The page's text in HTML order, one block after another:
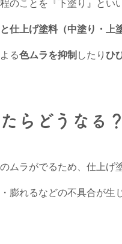
のことを『下塗り』とい
仕上げ塗料（中塗り・上
る色ムラを抑制 したり ひ
らどうなる？
ムラがでるため、仕上げ
膨れるなどの不具合が生